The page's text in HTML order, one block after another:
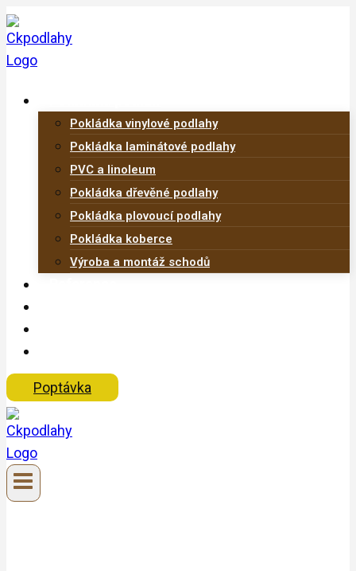
Přeskočit
na
obsah
Pokládka vinylové podlahy
Pokládka laminátové podlahy
PVC a linoleum
Pokládka dřevěné podlahy
Pokládka plovoucí podlahy
Pokládka koberce
Výroba a montáž schodů
Poptávka